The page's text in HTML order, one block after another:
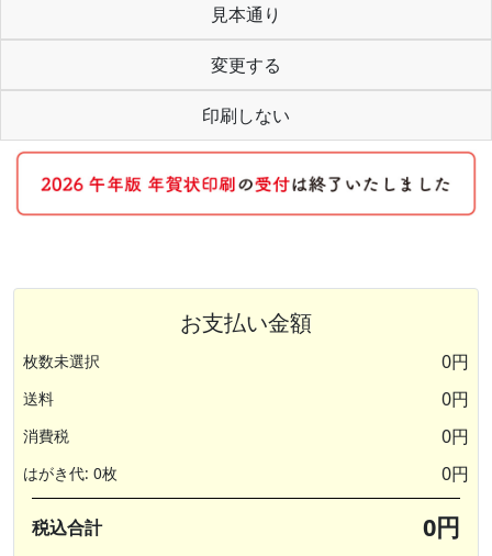
見本通り
変更する
印刷しない
お支払い金額
枚数未選択 0円
送料 0円
消費税 0円
はがき代: 0枚 0円
税込合計 0円